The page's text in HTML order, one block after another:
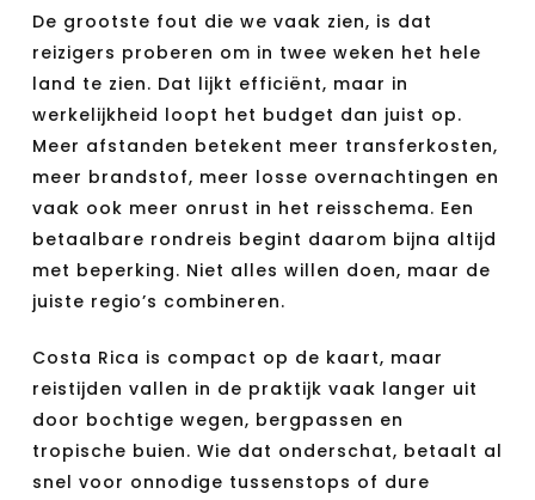
De grootste fout die we vaak zien, is dat
reizigers proberen om in twee weken het hele
land te zien. Dat lijkt efficiënt, maar in
werkelijkheid loopt het budget dan juist op.
Meer afstanden betekent meer transferkosten,
meer brandstof, meer losse overnachtingen en
vaak ook meer onrust in het reisschema. Een
betaalbare rondreis begint daarom bijna altijd
met beperking. Niet alles willen doen, maar de
juiste regio’s combineren.
Costa Rica is compact op de kaart, maar
reistijden vallen in de praktijk vaak langer uit
door bochtige wegen, bergpassen en
tropische buien. Wie dat onderschat, betaalt al
snel voor onnodige tussenstops of dure